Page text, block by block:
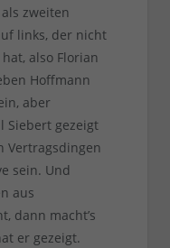
zweiten
links, der nicht
also Florian
Hoffmann
aber
Siebert gezeigt
Vertragsdingen
sein. Und
aus
dann macht’s
er gezeigt.